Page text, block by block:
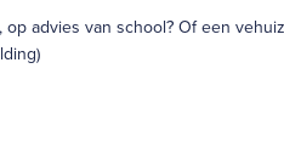
advies van school? Of een